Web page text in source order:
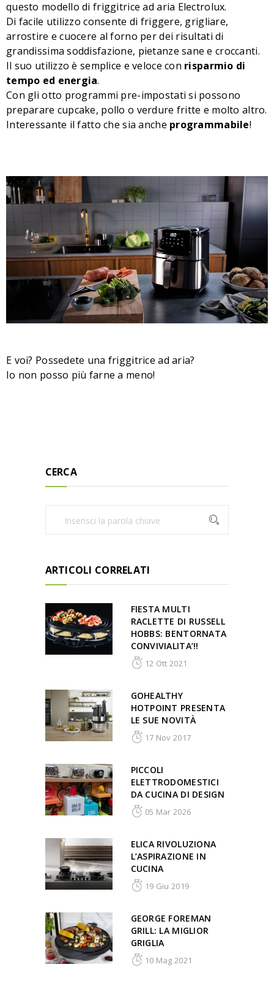
questo modello di friggitrice ad aria Electrolux.
Di facile utilizzo consente di friggere, grigliare,
arrostire e cuocere al forno per dei risultati di
grandissima soddisfazione, pietanze sane e croccanti.
Il suo utilizzo è semplice e veloce con risparmio di
tempo ed energia.
Con gli otto programmi pre-impostati si possono
preparare cupcake, pollo o verdure fritte e molto altro.
Interessante il fatto che sia anche programmabile!
E voi? Possedete una friggitrice ad aria?
Io non posso più farne a meno!
CERCA
ARTICOLI CORRELATI
FIESTA MULTI
RACLETTE DI RUSSELL
HOBBS: BENTORNATA
CONVIVIALITA’!!
12 Ott 2021
GOHEALTHY
HOTPOINT PRESENTA
LE SUE NOVITÀ
17 Nov 2017
PICCOLI
ELETTRODOMESTICI
DA CUCINA DI DESIGN
05 Mar 2026
ELICA RIVOLUZIONA
L’ASPIRAZIONE IN
CUCINA
19 Giu 2019
GEORGE FOREMAN
GRILL: LA MIGLIOR
GRIGLIA
10 Mag 2021